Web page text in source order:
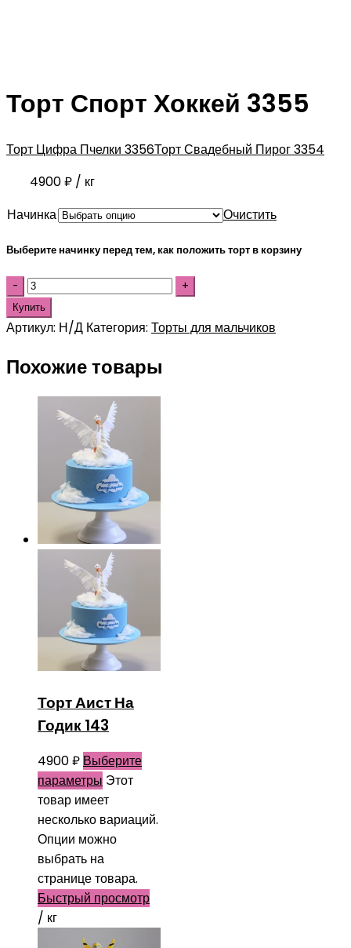
Торт Спорт Хоккей 3355
Торт Цифра Пчелки 3356Торт Свадебный Пирог 3354
4900₽ / кг
Начинка
Очистить
Выберите начинку перед тем, как положить торт в корзину
Купить
Артикул: Н/Д Категория: Торты для мальчиков
Похожие товары
Торт Аист На
Годик 143
4900₽ Выберите
параметры Этот
товар имеет
несколько вариаций.
Опции можно
выбрать на
странице товара.
Быстрый просмотр
/ кг